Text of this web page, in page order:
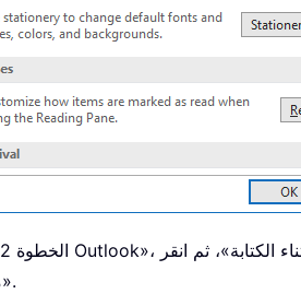
«موافق» > «موافق» لحفظ التغييرات.